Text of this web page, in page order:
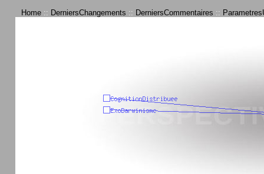
Home :: DerniersChangements :: DerniersCommentaires ::